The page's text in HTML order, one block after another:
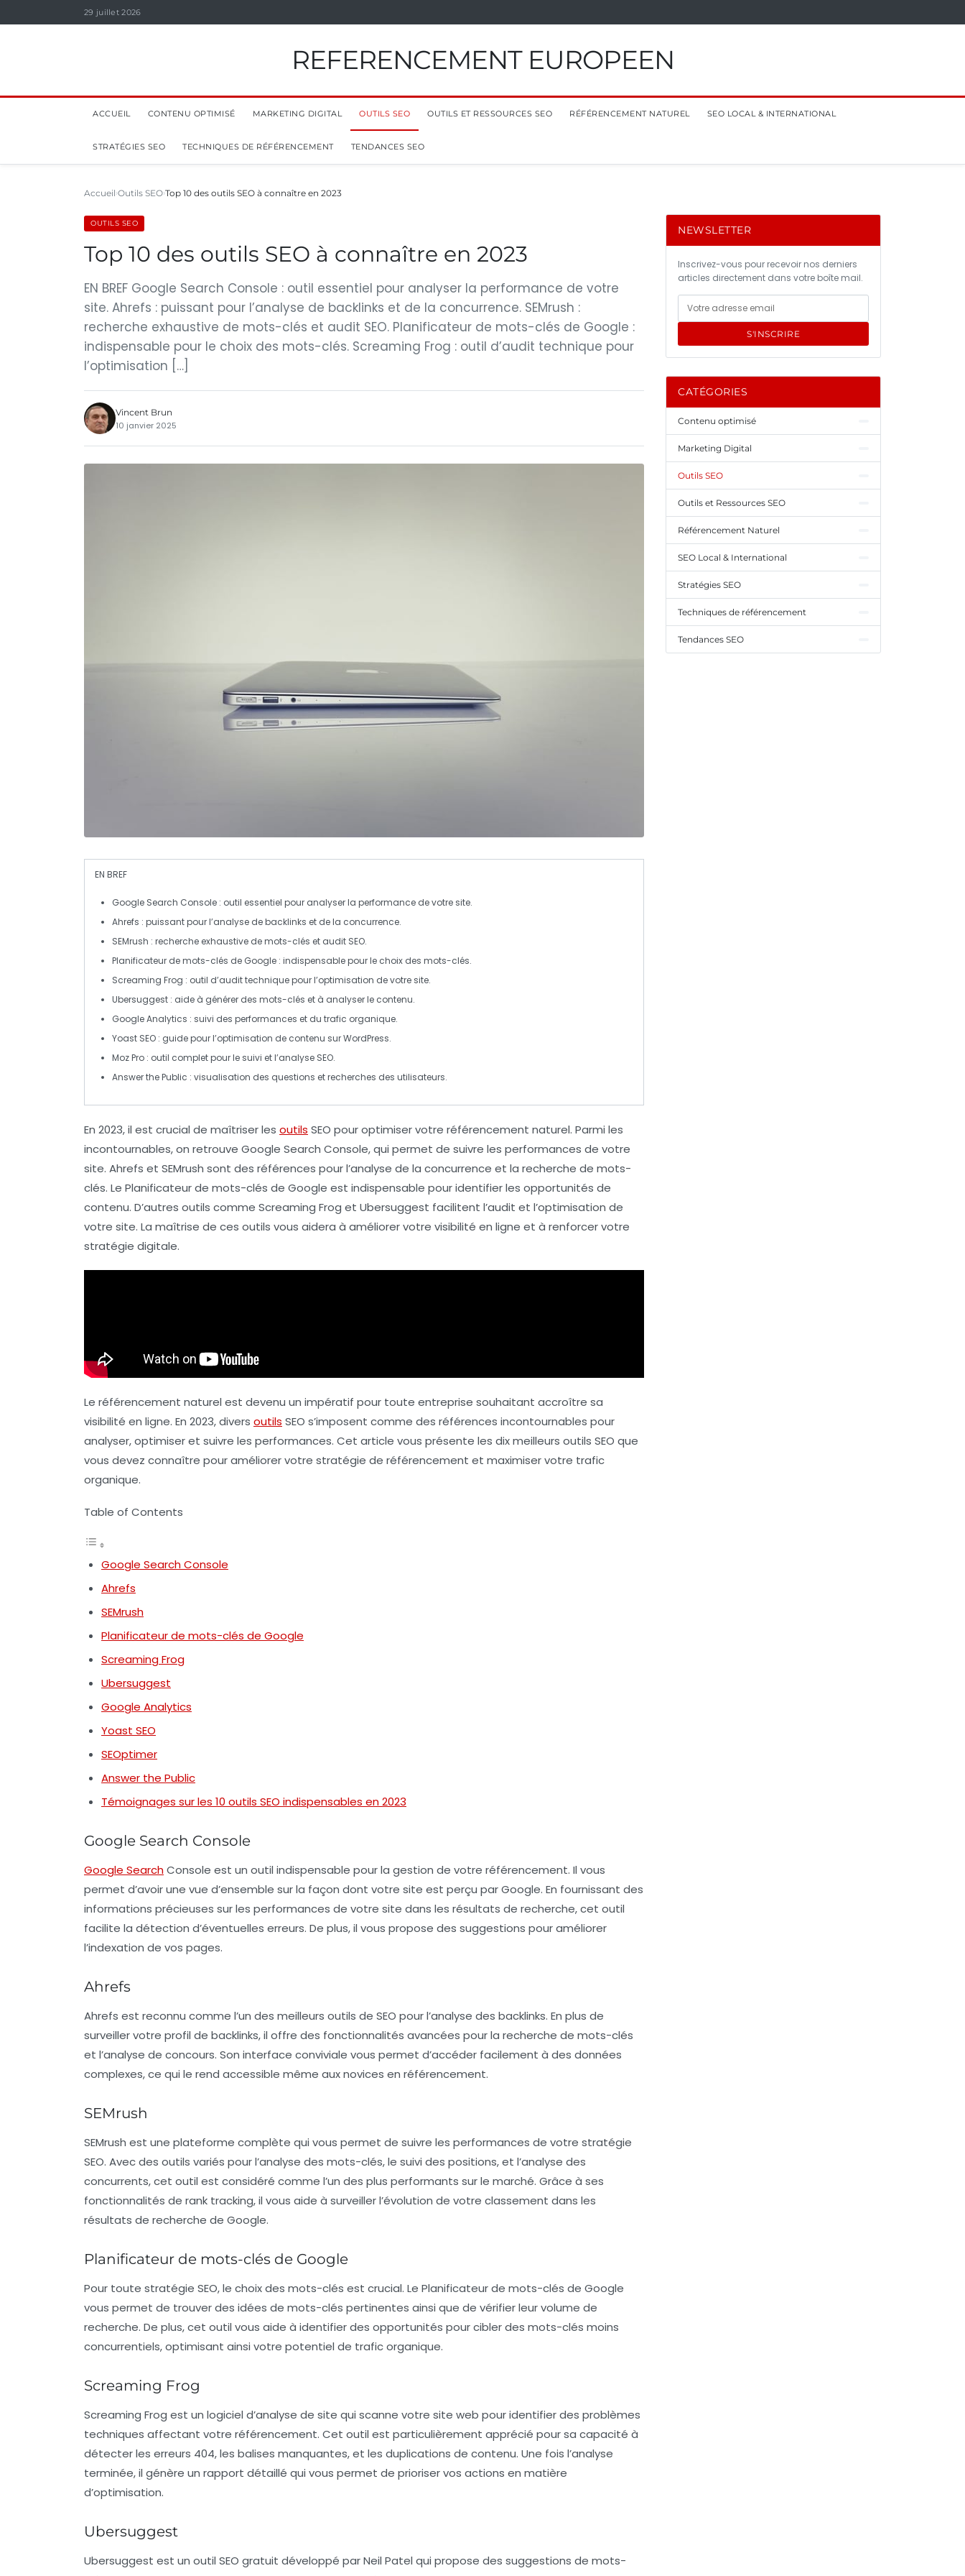
29 juillet 2026
REFERENCEMENT EUROPEEN
ACCUEIL CONTENU OPTIMISÉ MARKETING DIGITAL OUTILS SEO OUTILS ET RESSOURCES SEO RÉFÉRENCEMENT NATUREL SEO LOCAL & INTERNATIONAL
STRATÉGIES SEO TECHNIQUES DE RÉFÉRENCEMENT TENDANCES SEO
Accueil Outils SEO Top 10 des outils SEO à connaître en 2023
OUTILS SEO
Top 10 des outils SEO à connaître en 2023
EN BREF Google Search Console : outil essentiel pour analyser la performance de votre
site. Ahrefs : puissant pour l’analyse de backlinks et de la concurrence. SEMrush :
recherche exhaustive de mots-clés et audit SEO. Planificateur de mots-clés de Google :
indispensable pour le choix des mots-clés. Screaming Frog : outil d’audit technique pour
l’optimisation […]
Vincent Brun
10 janvier 2025
EN BREF
Google Search Console : outil essentiel pour analyser la performance de votre site.
Ahrefs : puissant pour l’analyse de backlinks et de la concurrence.
SEMrush : recherche exhaustive demots-clés et audit SEO.
Planificateur de mots-clés de Google : indispensable pour le choix des mots-clés.
Screaming Frog : outil d’audit technique pour l’optimisation de votre site.
Ubersuggest : aide à générer des mots-clés et à analyser le contenu.
Google Analytics : suivi des performances et du trafic organique.
Yoast SEO : guide pour l’optimisation de contenu sur WordPress.
Moz Pro : outil complet pour le suivi et l’analyse SEO.
Answer the Public : visualisation des questions et recherches des utilisateurs.
En 2023, il est crucial de maîtriser les outils SEO pour optimiser votre référencement naturel. Parmi les
incontournables, on retrouve Google Search Console, qui permet de suivre les performances de votre
site. Ahrefs et SEMrush sont des références pour l’analyse de la concurrence et la recherche de mots-
clés. Le Planificateur de mots-clés de Google est indispensable pour identifier les opportunités de
contenu. D’autres outils comme Screaming Frog et Ubersuggest facilitent l’audit et l’optimisation de
votre site. La maîtrise de ces outils vous aidera à améliorer votre visibilité en ligne et à renforcer votre
stratégie digitale.
Le référencement naturel est devenu un impératif pour toute entreprise souhaitant accroître sa
visibilité en ligne. En 2023, divers outils SEO s’imposent comme des références incontournables pour
analyser, optimiser et suivre les performances. Cet article vous présente les dix meilleurs outils SEO que
vous devez connaître pour améliorer votre stratégie de référencement et maximiser votre trafic
organique.
Table of Contents
Google Search Console
Ahrefs
SEMrush
Planificateur de mots-clés de Google
Screaming Frog
Ubersuggest
Google Analytics
Yoast SEO
SEOptimer
Answer the Public
Témoignages sur les 10 outils SEO indispensables en 2023
Google Search Console
Google SearchConsole est un outil indispensable pour la gestion de votre référencement. Il vous
permet d’avoir une vue d’ensemble sur la façon dont votre site est perçu par Google. En fournissant des
informations précieuses sur les performances de votre site dans les résultats de recherche, cet outil
facilite la détection d’éventuelles erreurs. De plus, il vous propose des suggestions pour améliorer
l’indexation de vos pages.
Ahrefs
Ahrefs est reconnu comme l’un des meilleurs outils de SEO pour l’analyse des backlinks. En plus de
surveiller votre profil de backlinks, il offre des fonctionnalités avancées pour la recherche de mots-clés
et l’analyse de concours. Son interface conviviale vous permet d’accéder facilement à des données
complexes, ce qui le rend accessible même aux novices en référencement.
SEMrush
SEMrush est une plateforme complète qui vous permet de suivre les performances de votre stratégie
SEO. Avec des outils variés pour l’analyse des mots-clés, le suivi des positions, et l’analyse des
concurrents, cet outil est considéré comme l’un des plus performants sur le marché. Grâce à ses
fonctionnalités de rank tracking, il vous aide à surveiller l’évolution de votre classement dans les
résultats de recherche de Google.
Planificateur de mots-clés de Google
Pour toute stratégie SEO, le choix des mots-clés est crucial. Le Planificateur de mots-clés de Google
vous permet de trouver des idées de mots-clés pertinentes ainsi que de vérifier leur volume de
recherche. De plus, cet outil vous aide à identifier des opportunités pour cibler des mots-clés moins
concurrentiels, optimisant ainsi votre potentiel de trafic organique.
Screaming Frog
Screaming Frog est un logiciel d’analyse de site qui scanne votre site web pour identifier des problèmes
techniques affectant votre référencement. Cet outil est particulièrement apprécié pour sa capacité à
détecter les erreurs 404, les balises manquantes, et les duplications de contenu. Une fois l’analyse
terminée, il génère un rapport détaillé qui vous permet de prioriser vos actions en matière
d’optimisation.
Ubersuggest
Ubersuggest est un outil SEO gratuit développé par Neil Patel qui propose des suggestions de mots-
NEWSLETTER
Inscrivez-vous pour recevoir nos derniers
articles directement dans votre boîte mail.
S'INSCRIRE
CATÉGORIES
Contenu optimisé
Marketing Digital
Outils SEO
Outils et Ressources SEO
Référencement Naturel
SEO Local & International
Stratégies SEO
Techniques de référencement
Tendances SEO